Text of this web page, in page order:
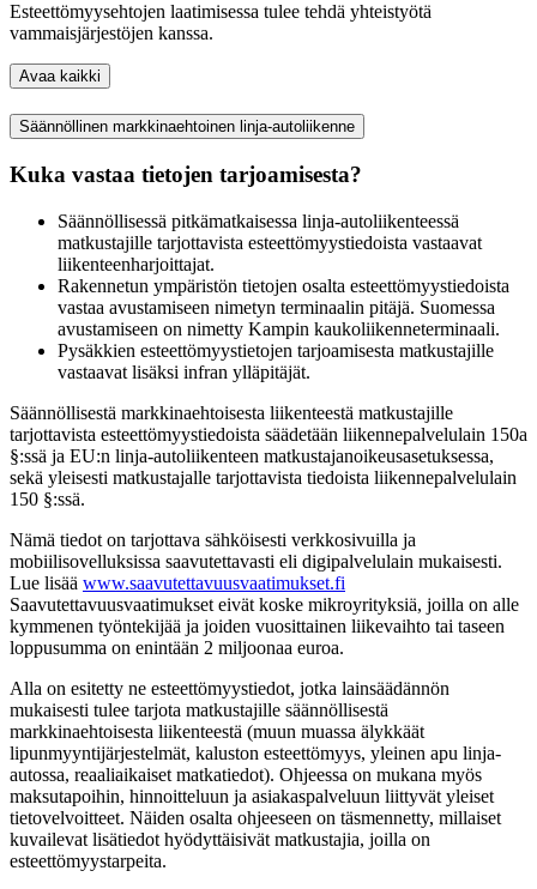
Esteettömyysehtojen laatimisessa tulee tehdä yhteistyötä
vammaisjärjestöjen kanssa.
Avaa kaikki
Säännöllinen markkinaehtoinen linja-autoliikenne
Kuka vastaa tietojen tarjoamisesta?
Säännöllisessä pitkämatkaisessa linja-autoliikenteessä
matkustajille tarjottavista esteettömyystiedoista vastaavat
liikenteenharjoittajat.
Rakennetun ympäristön tietojen osalta esteettömyystiedoista
vastaa avustamiseen nimetyn terminaalin pitäjä. Suomessa
avustamiseen on nimetty Kampin kaukoliikenneterminaali.
Pysäkkien esteettömyystietojen tarjoamisesta matkustajille
vastaavat lisäksi infran ylläpitäjät.
Säännöllisestä markkinaehtoisesta liikenteestä matkustajille
tarjottavista esteettömyystiedoista säädetään liikennepalvelulain 150a
§:ssä ja EU:n linja-autoliikenteen matkustajanoikeusasetuksessa,
sekä yleisesti matkustajalle tarjottavista tiedoista liikennepalvelulain
150 §:ssä.
Nämä tiedot on tarjottava sähköisesti verkkosivuilla ja
mobiilisovelluksissa saavutettavasti eli digipalvelulain mukaisesti.
Lue lisää www.saavutettavuusvaatimukset.fi
Saavutettavuusvaatimukset eivät koske mikroyrityksiä, joilla on alle
kymmenen työntekijää ja joiden vuosittainen liikevaihto tai taseen
loppusumma on enintään 2 miljoonaa euroa.
Alla on esitetty ne esteettömyystiedot, jotka lainsäädännön
mukaisesti tulee tarjota matkustajille säännöllisestä
markkinaehtoisesta liikenteestä (muun muassa älykkäät
lipunmyyntijärjestelmät, kaluston esteettömyys, yleinen apu linja-
autossa, reaaliaikaiset matkatiedot). Ohjeessa on mukana myös
maksutapoihin, hinnoitteluun ja asiakaspalveluun liittyvät yleiset
tietovelvoitteet. Näiden osalta ohjeeseen on täsmennetty, millaiset
kuvailevat lisätiedot hyödyttäisivät matkustajia, joilla on
esteettömyystarpeita.